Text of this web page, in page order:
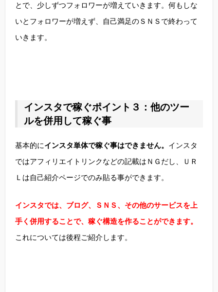
とで、少しずつフォロワーが増えていきます。何もしな
いとフォロワーが増えず、自己満足のＳＮＳで終わって
いきます。
インスタで稼ぐポイント３：他のツー
ルを併用して稼ぐ事
基本的にインスタ単体で稼ぐ事はできません。 インスタ
ではアフィリエイトリンクなどの記載はＮＧだし、ＵＲ
Ｌは自己紹介ページでのみ貼る事ができます。
インスタでは、ブログ、ＳＮＳ、その他のサービスを上
手く併用することで、稼ぐ構造を作ることができます。
これについては後程ご紹介します。